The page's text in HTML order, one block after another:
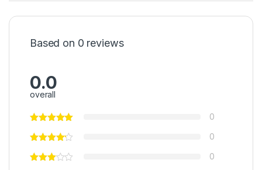
Based on 0 reviews
0.0
overall
0
0
0